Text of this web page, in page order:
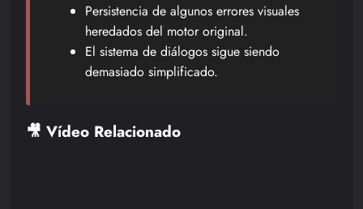
Persistencia de algunos errores visuales
heredados del motor original.
El sistema de diálogos sigue siendo
demasiado simplificado.
🎥 Vídeo Relacionado